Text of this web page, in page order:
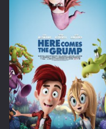
Παιδικές
Περιπέτειες
Πολεμικές
Πολεμικές Τέχνες
Πολιτική
Σπορ
Τηλεοπτικές Σειρές